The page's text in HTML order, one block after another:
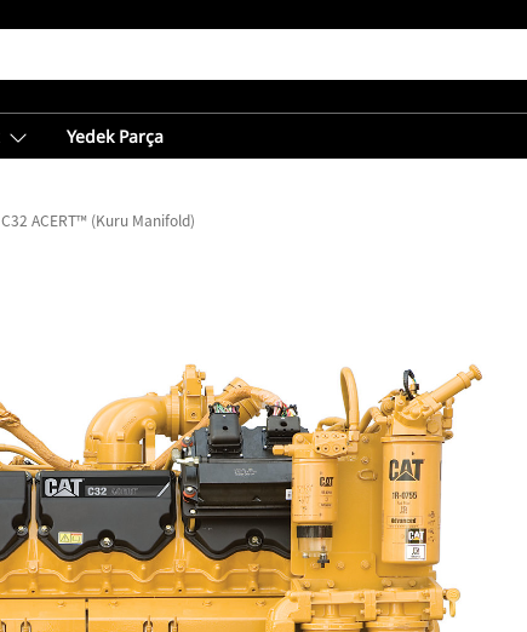
Yedek Parça
C32 ACERT™ (Kuru Manifold)